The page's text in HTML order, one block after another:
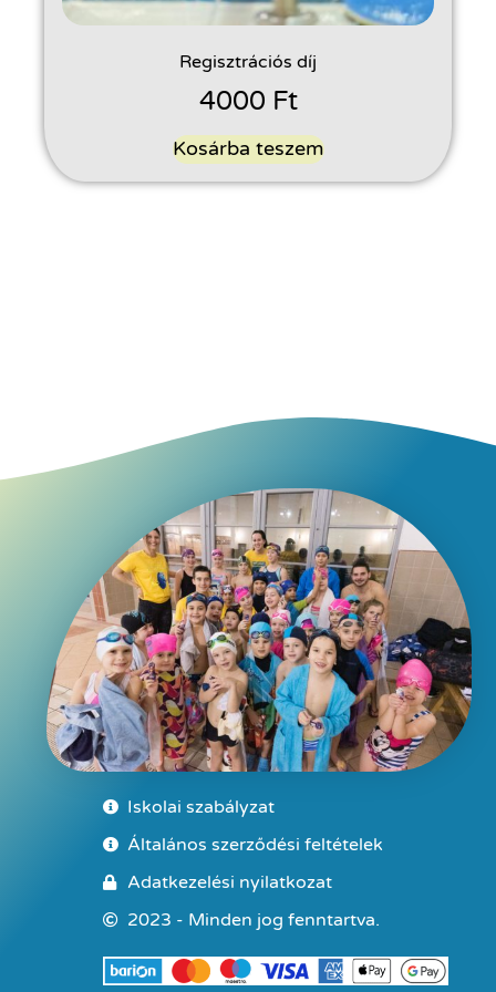
Regisztrációs díj
4000 Ft
Kosárba teszem
Iskolai szabályzat
Általános szerződési feltételek
Adatkezelési nyilatkozat
2023 - Minden jog fenntartva.